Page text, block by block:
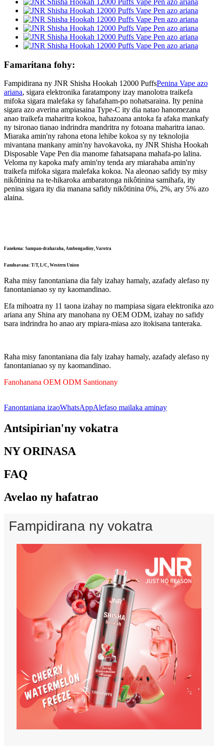
Famaritana fohy:
Fampidirana ny JNR Shisha Hookah 12000 PuffsPenina Vape azo
ariana, sigara elektronika faratampony izay manolotra traikefa
mifoka sigara malefaka sy fahafaham-po nohatsaraina. Ity penina
sigara azo averina ampiasaina Type-C ity dia natao hanomezana
anao traikefa maharitra kokoa, hahazoana antoka fa afaka mankafy
ny tsironao tianao indrindra mandritra ny fotoana maharitra ianao.
Miaraka amin'ny rahona etona lehibe kokoa sy ny teknolojia
mivantana mankany amin'ny havokavoka, ny JNR Shisha Hookah
Disposable Vape Pen dia manome fahatsapana mahafa-po lalina.
Veloma ny kapoka mafy amin'ny tenda ary miarahaba amin'ny
traikefa mifoka sigara malefaka kokoa. Na aleonao safidy tsy misy
nikôtinina na te-hikaroka ambaratonga nikôtinina samihafa, ity
penina sigara ity dia manana safidy nikôtinina 0%, 2%, ary 5% azo
alaina.
Fanekena: Sampan-draharaha, Ambongadiny, Varotra
Fandoavana: T/T, L/C, Western Union
Raha misy fanontaniana dia faly izahay hamaly, azafady alefaso ny
fanontanianao sy ny kaomandinao.
Efa mihoatra ny 11 taona izahay no mampiasa sigara elektronika azo
ariana any Shina ary manohana ny OEM ODM, izahay no safidy
tsara indrindra ho anao ary mpiara-miasa azo itokisana tanteraka.
Raha misy fanontaniana dia faly izahay hamaly, azafady alefaso ny
fanontanianao sy ny kaomandinao.
Fanohanana OEM ODM Santionany
Fanontaniana izaoWhatsAppAlefaso mailaka aminay
Antsipirian'ny vokatra
NY ORINASA
FAQ
Avelao ny hafatrao
Fampidirana ny vokatra